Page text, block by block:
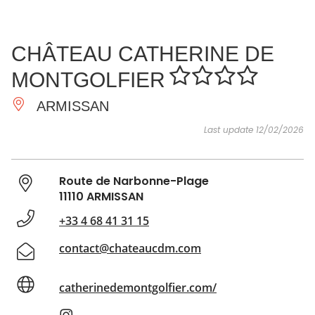
ESSENTIAL
AND
DO
INSPIRATIONS AGENDA
CHÂTEAU CATHERINE DE
MONTGOLFIER
ARMISSAN
Last update 12/02/2026
Route de Narbonne-Plage
11110 ARMISSAN
+33 4 68 41 31 15
contact@chateaucdm.com
catherinedemontgolfier.com/